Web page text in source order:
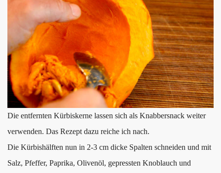
Die entfernten Kürbiskerne lassen sich als Knabbersnack weiter
verwenden. Das Rezept dazu reiche ich nach.
Die Kürbishälften nun in 2-3 cm dicke Spalten schneiden und mit
Salz, Pfeffer, Paprika, Olivenöl, gepressten Knoblauch und